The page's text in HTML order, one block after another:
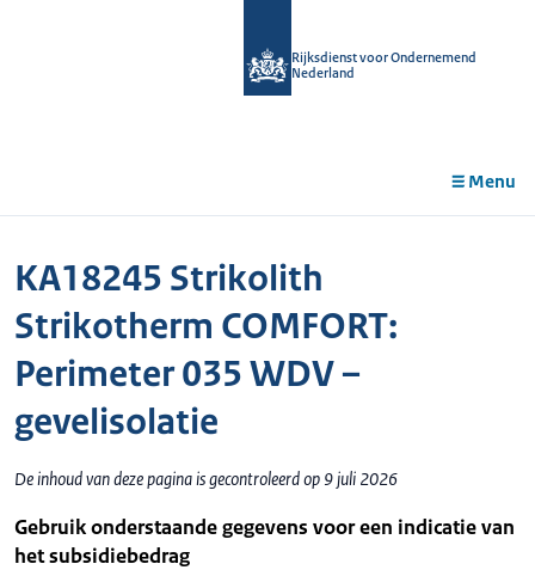
Rijksdienst voor Ondernemend
Nederland
Menu
KA18245 Strikolith
Strikotherm COMFORT:
Perimeter 035 WDV –
gevelisolatie
De inhoud van deze pagina is gecontroleerd op 9 juli 2026
Gebruik onderstaande gegevens voor een indicatie van
het subsidiebedrag